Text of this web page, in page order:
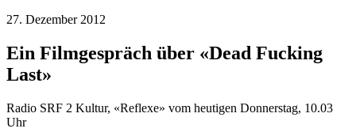
27. Dezember 2012
Ein Filmgespräch über «Dead Fucking
Last»
Radio SRF 2 Kultur, «Reflexe» vom heutigen Donnerstag, 10.03
Uhr